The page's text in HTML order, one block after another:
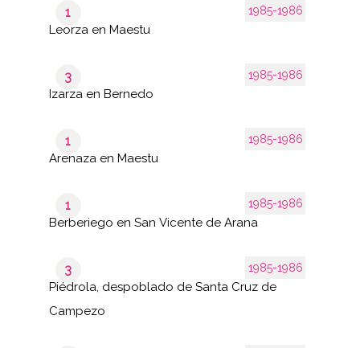
1985-1986
1
Leorza en Maestu
1985-1986
3
Izarza en Bernedo
1985-1986
1
Arenaza en Maestu
1985-1986
1
Berberiego en San Vicente de Arana
1985-1986
3
Piédrola, despoblado de Santa Cruz de
Campezo